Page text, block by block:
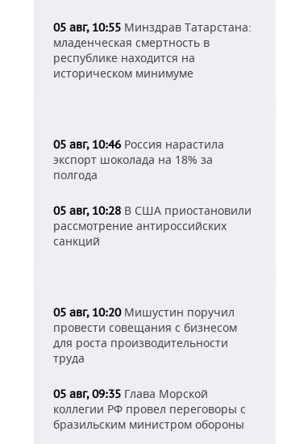
05 авг, 10:55 Минздрав Татарстана:
младенческая смертность в
республике находится на
историческом минимуме
05 авг, 10:46 Россия нарастила
экспорт шоколада на 18% за
полгода
05 авг, 10:28 В США приостановили
рассмотрение антироссийских
санкций
05 авг, 10:20Мишустин поручил
провести совещания с бизнесом
для роста производительности
труда
05 авг, 09:35 Глава Морской
коллегии РФ провел переговоры с
бразильским министром обороны